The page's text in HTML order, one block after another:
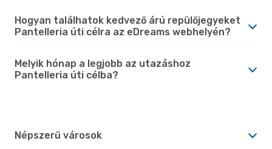
Hogyan találhatok kedvező árú repülőjegyeket
Pantelleria úti célra az eDreams webhelyén?
Melyik hónap a legjobb az utazáshoz
Pantelleria úti célba?
Népszerű városok